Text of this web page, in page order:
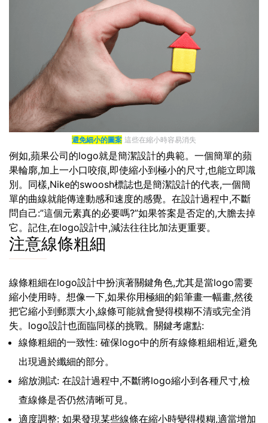
避免細小的圖案 這些在縮小時容易消失
例如,蘋果公司的logo就是簡潔設計的典範。一個簡單的蘋
果輪廓,加上一小口咬痕,即使縮小到極小的尺寸,也能立即識
別。同樣,Nike的swoosh標誌也是簡潔設計的代表,一個簡
單的曲線就能傳達動感和速度的感覺。在設計過程中,不斷
問自己:”這個元素真的必要嗎?”如果答案是否定的,大膽去掉
它。記住,在logo設計中,減法往往比加法更重要。
注意線條粗細
線條粗細在logo設計中扮演著關鍵角色,尤其是當logo需要
縮小使用時。想像一下,如果你用極細的鉛筆畫一幅畫,然後
把它縮小到郵票大小,線條可能就會變得模糊不清或完全消
失。logo設計也面臨同樣的挑戰。關鍵考慮點:
線條粗細的一致性: 確保logo中的所有線條粗細相近,避免
出現過於纖細的部分。
縮放測試: 在設計過程中,不斷將logo縮小到各種尺寸,檢
查線條是否仍然清晰可見。
適度調整: 如果發現某些線條在縮小時變得模糊,適當增加